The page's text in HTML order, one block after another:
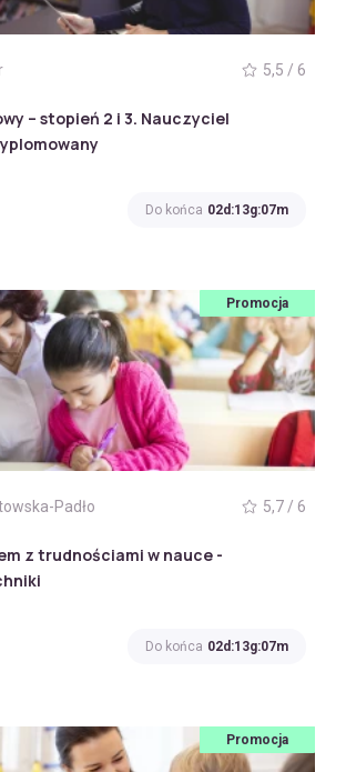
5,5 / 6
– stopień 2 i 3. Nauczyciel
Do końca 02d:13g:07m
Promocja
Padło 5,7 / 6
z trudnościami w nauce -
Do końca 02d:13g:07m
Promocja